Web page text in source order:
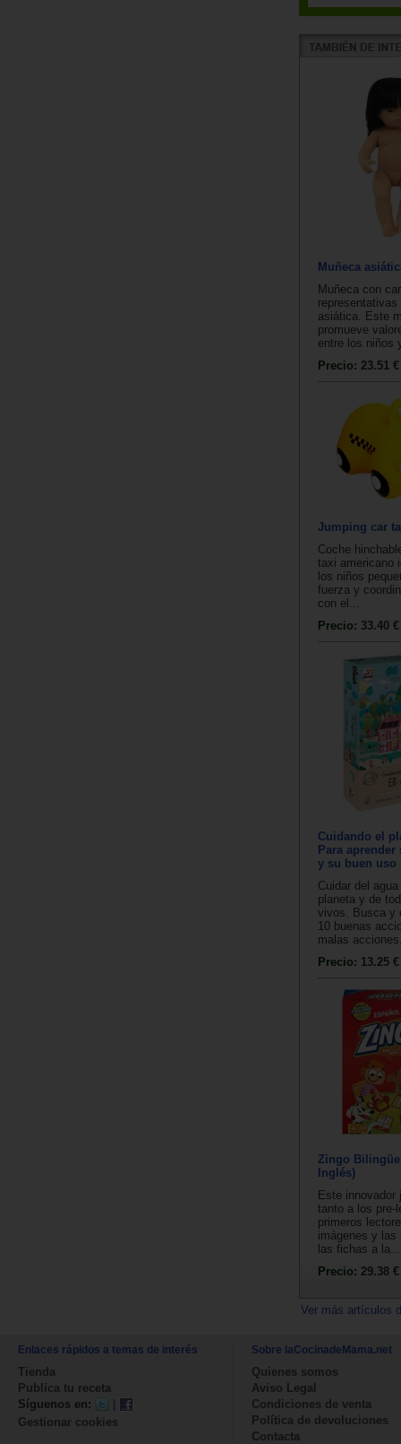
Muñeca
Muñeca con
asiática. Este
promueve
entre los niños
Precio: 23.51 €
Jumping car
Coche
taxi americano
los niños
fuerza y
con el...
Precio: 33.40 €
Cuidando el
Para aprender
y su buen uso
Cuidar del
planeta y de
vivos. Busca y
10 buenas
malas
Precio: 13.25 €
Zingo
Inglés)
Este innovador
tanto a los pre-
primeros
imágenes y las
las fichas a la...
Precio: 29.38 €
Ver más artículos
Enlaces rápidos a temas de interés
Tienda
Publica tu receta
Síguenos en:
|
Gestionar cookies
Sobre laCocinadeMama.net
Quienes somos
Aviso Legal
Condiciones de venta
Política de devoluciones
Contacta